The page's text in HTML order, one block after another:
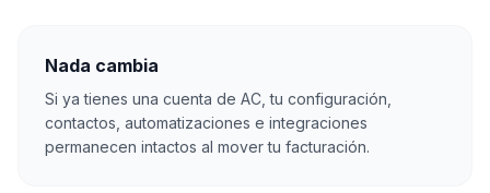
Nada cambia
Si ya tienes una cuenta de AC, tu configuración,
contactos, automatizaciones e integraciones
permanecen intactos al mover tu facturación.